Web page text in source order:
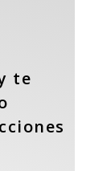
te